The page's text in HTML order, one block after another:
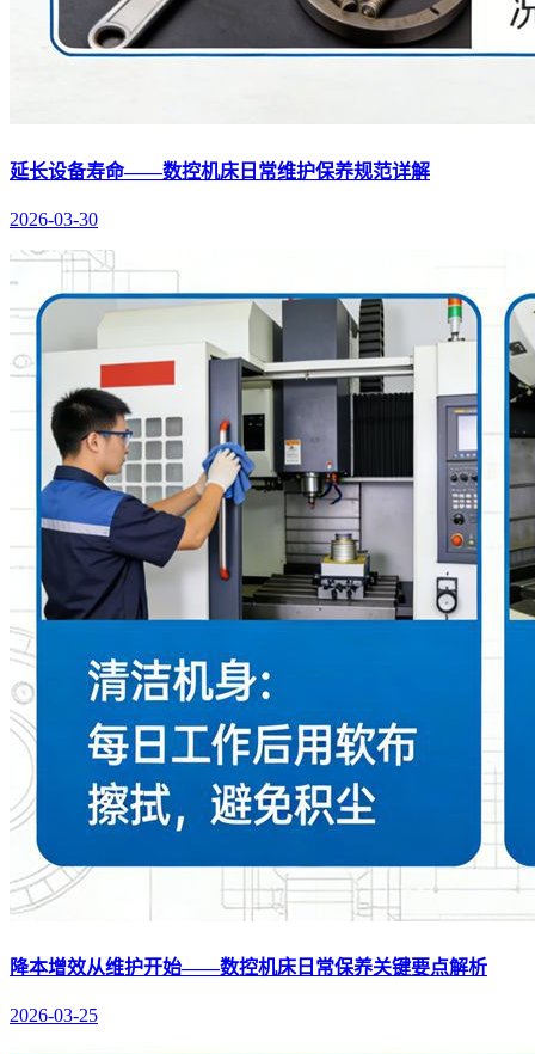
延长设备寿命——数控机床日常维护保养规范详解
2026-03-30
降本增效从维护开始——数控机床日常保养关键要点解析
2026-03-25